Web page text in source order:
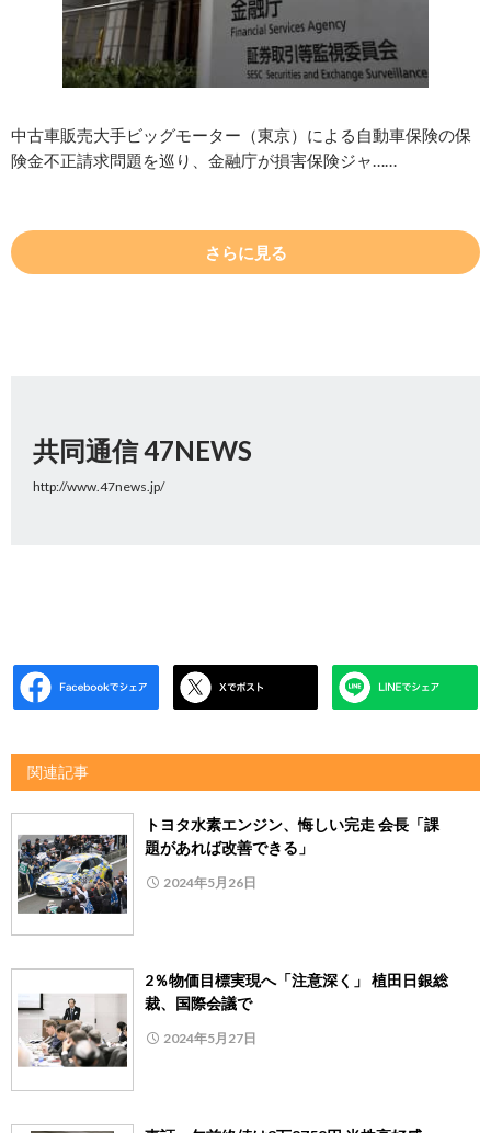
中古車販売大手ビッグモーター（東京）による自動車保険の保
険金不正請求問題を巡り、金融庁が損害保険ジャ……
さらに見る
共同通信 47NEWS
http://www.47news.jp/
関連記事
トヨタ水素エンジン、悔しい完走 会長「課
題があれば改善できる」
2024年5月26日
2％物価目標実現へ「注意深く」 植田日銀総
裁、国際会議で
2024年5月27日